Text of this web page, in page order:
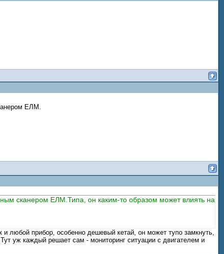
ЕЛМ.
сканером ЕЛМ.Типа, он каким-то образом может влиять на
любой прибор, особенно дешевый кетай, он может тупо замкнуть,
уж каждый решает сам - мониторинг ситуации с двигателем и